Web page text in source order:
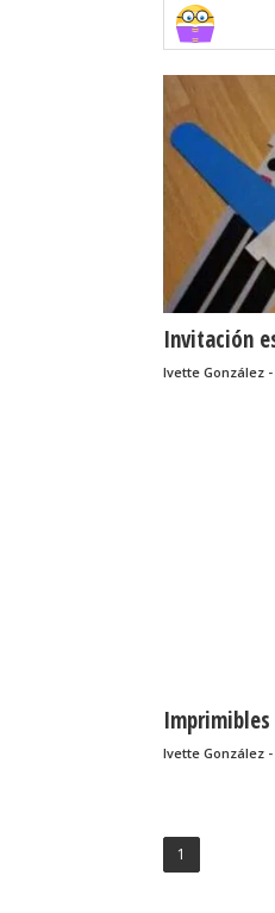
Invitación
Ivette González -
Ivette González -
1